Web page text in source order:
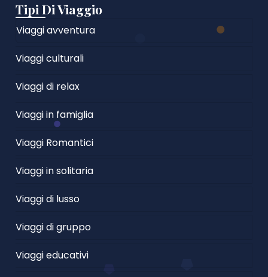
Tipi Di Viaggio
Viaggi avventura
Viaggi culturali
Viaggi di relax
Viaggi in famiglia
Viaggi Romantici
Viaggi in solitaria
Viaggi di lusso
Viaggi di gruppo
Viaggi educativi